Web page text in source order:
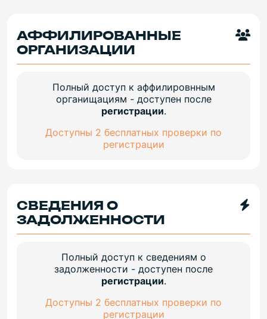
АФФИЛИРОВАННЫЕ
ОРГАНИЗАЦИИ
Полный доступ к аффилировнным
органищациям - доступен после
регистрации.
Доступны 2 бесплатных проверки по
регистрации
СВЕДЕНИЯ О
ЗАДОЛЖЕННОСТИ
Полный доступ к сведениям о
задолженности - доступен после
регистрации.
Доступны 2 бесплатных проверки по
регистрации